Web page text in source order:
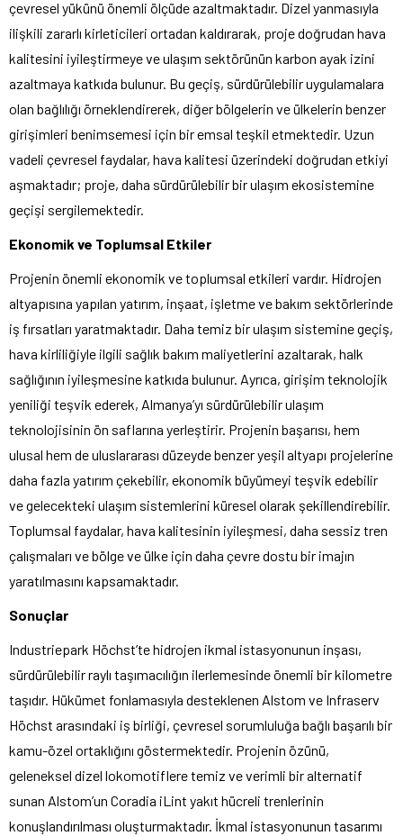
çevresel yükünü önemli ölçüde azaltmaktadır. Dizel yanmasıyla
ilişkili zararlı kirleticileri ortadan kaldırarak, proje doğrudan hava
kalitesini iyileştirmeye ve ulaşım sektörünün karbon ayak izini
azaltmaya katkıda bulunur. Bu geçiş, sürdürülebilir uygulamalara
olan bağlılığı örneklendirerek, diğer bölgelerin ve ülkelerin benzer
girişimleri benimsemesi için bir emsal teşkil etmektedir. Uzun
vadeli çevresel faydalar, hava kalitesi üzerindeki doğrudan etkiyi
aşmaktadır; proje, daha sürdürülebilir bir ulaşım ekosistemine
geçişi sergilemektedir.
Ekonomik ve Toplumsal Etkiler
Projenin önemli ekonomik ve toplumsal etkileri vardır. Hidrojen
altyapısına yapılan yatırım, inşaat, işletme ve bakım sektörlerinde
iş fırsatları yaratmaktadır. Daha temiz bir ulaşım sistemine geçiş,
hava kirliliğiyle ilgili sağlık bakım maliyetlerini azaltarak, halk
sağlığının iyileşmesine katkıda bulunur. Ayrıca, girişim teknolojik
yeniliği teşvik ederek, Almanya’yı sürdürülebilir ulaşım
teknolojisinin ön saflarına yerleştirir. Projenin başarısı, hem
ulusal hem de uluslararası düzeyde benzer yeşil altyapı projelerine
daha fazla yatırım çekebilir, ekonomik büyümeyi teşvik edebilir
ve gelecekteki ulaşım sistemlerini küresel olarak şekillendirebilir.
Toplumsal faydalar, hava kalitesinin iyileşmesi, daha sessiz tren
çalışmaları ve bölge ve ülke için daha çevre dostu bir imajın
yaratılmasını kapsamaktadır.
Sonuçlar
Industriepark Höchst’te hidrojen ikmal istasyonunun inşası,
sürdürülebilir raylı taşımacılığın ilerlemesinde önemli bir kilometre
taşıdır. Hükümet fonlamasıyla desteklenen Alstom ve Infraserv
Höchst arasındaki iş birliği, çevresel sorumluluğa bağlı başarılı bir
kamu-özel ortaklığını göstermektedir. Projenin özünü,
geleneksel dizel lokomotiflere temiz ve verimli bir alternatif
sunan Alstom’un Coradia iLint yakıt hücreli trenlerinin
konuşlandırılması oluşturmaktadır. İkmal istasyonunun tasarımı